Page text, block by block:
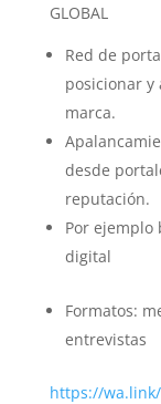
GLOBAL
Red de
posicionar
marca.
desde
reputación.
Por ejemplo
digital
Formatos:
entrevistas
https://